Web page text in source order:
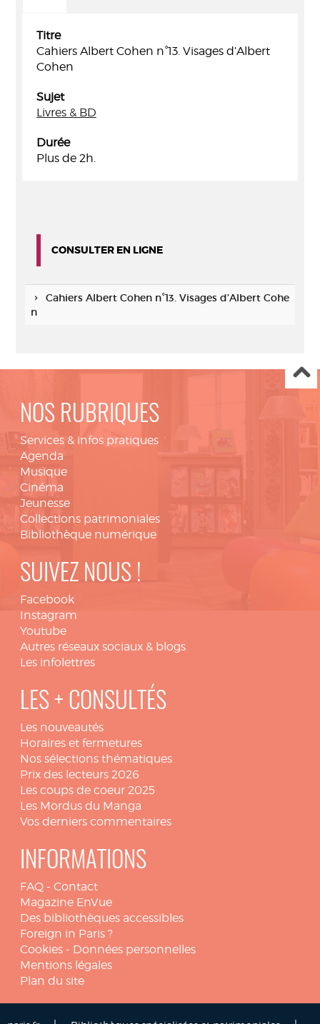
Titre
Cahiers Albert Cohen n°13. Visages d’Albert
Cohen
Sujet
Livres & BD
Durée
Plus de 2h.
CONSULTER EN LIGNE
Cahiers Albert Cohen n°13. Visages d’Albert Cohe
n
NOS RUBRIQUES
Services & infos pratiques
Agenda
Musique
Cinéma
Jeunesse
Collections patrimoniales
Bibliothèque numérique
SUIVEZ NOUS !
Facebook
Instagram
Youtube
Autres réseaux sociaux & blogs
Les infolettres
LES + CONSULTÉS
Les nouveautés
Horaires et fermetures
Nos sélections thématiques
Prix des lecteurs 2026
Les coups de coeur 2025
Les Mordus du Manga
Vos derniers commentaires
INFORMATIONS
FAQ - Contact
Magazine EnVue
Des bibliothèques accessibles
Foreign in Paris ?
Cookies - Données personnelles
Mentions légales
Plan du site